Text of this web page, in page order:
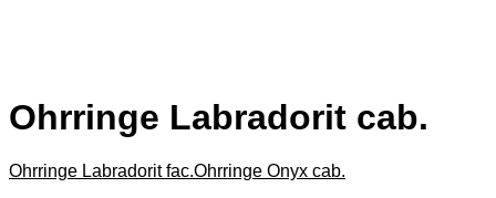
Ohrringe Labradorit cab.
Ohrringe Labradorit fac.Ohrringe Onyx cab.